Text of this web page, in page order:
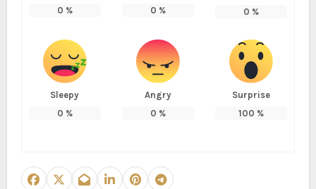
0 %
0 %
0 %
Sleepy
0 %
Angry
0 %
Surprise
100 %